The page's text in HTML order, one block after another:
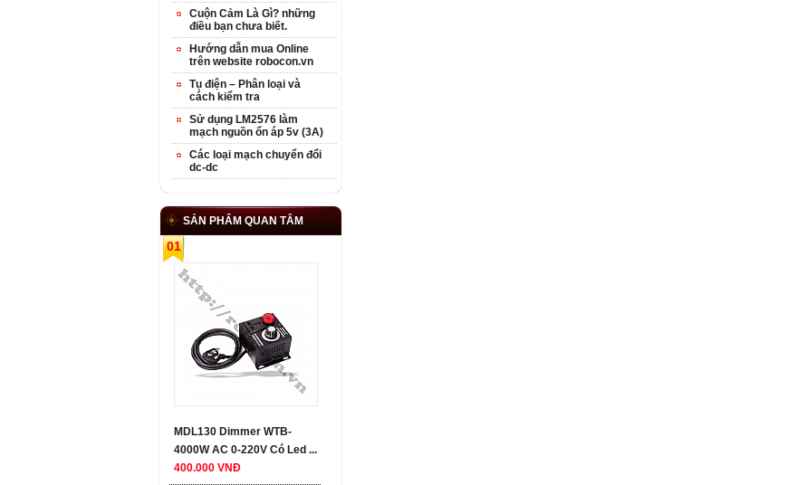
Cuộn Cảm Là Gì? những
điều bạn chưa biết.
Hướng dẫn mua Online
trên website robocon.vn
Tụ điện – Phân loại và
cách kiểm tra
Sử dụng LM2576 làm
mạch nguồn ổn áp 5v (3A)
Các loại mạch chuyển đổi
dc-dc
SẢN PHẨM QUAN TÂM
01
MDL130 Dimmer WTB-
4000W AC 0-220V Có Led ...
400.000 VNĐ